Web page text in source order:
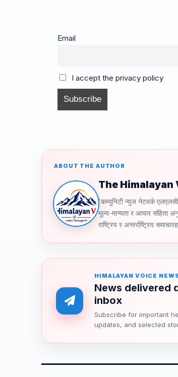
e
o
o
k
s
m
k
Email
I accept the privacy policy
ABOUT THE AUTHOR
The Himalayan
'कम्युनिटी न्युज नेटवर्क
मूल्य-मान्यता र आचार संहिता
राष्ट्रिय र अन्तर्राष्ट्रिय
HIMALAYAN VOICE
News delivered
inbox
Subscribe for important
updates, and selected